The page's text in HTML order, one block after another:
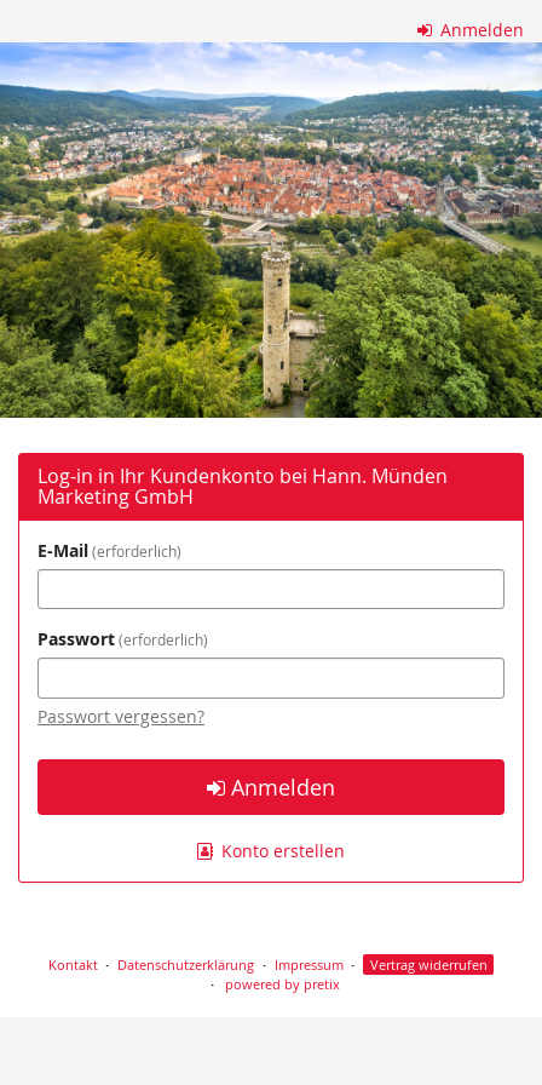
Haupt-
Inhalt
springen
Anmelden
Hann.
Münden
Marketing
GmbH
Log-in in Ihr Kundenkonto bei Hann. Münden
Marketing GmbH
E-Mail erforderlich
Passwort erforderlich
Passwort vergessen?
Anmelden
Konto erstellen
Kontakt Datenschutzerklärung Impressum
Vertrag widerrufen
powered by pretix